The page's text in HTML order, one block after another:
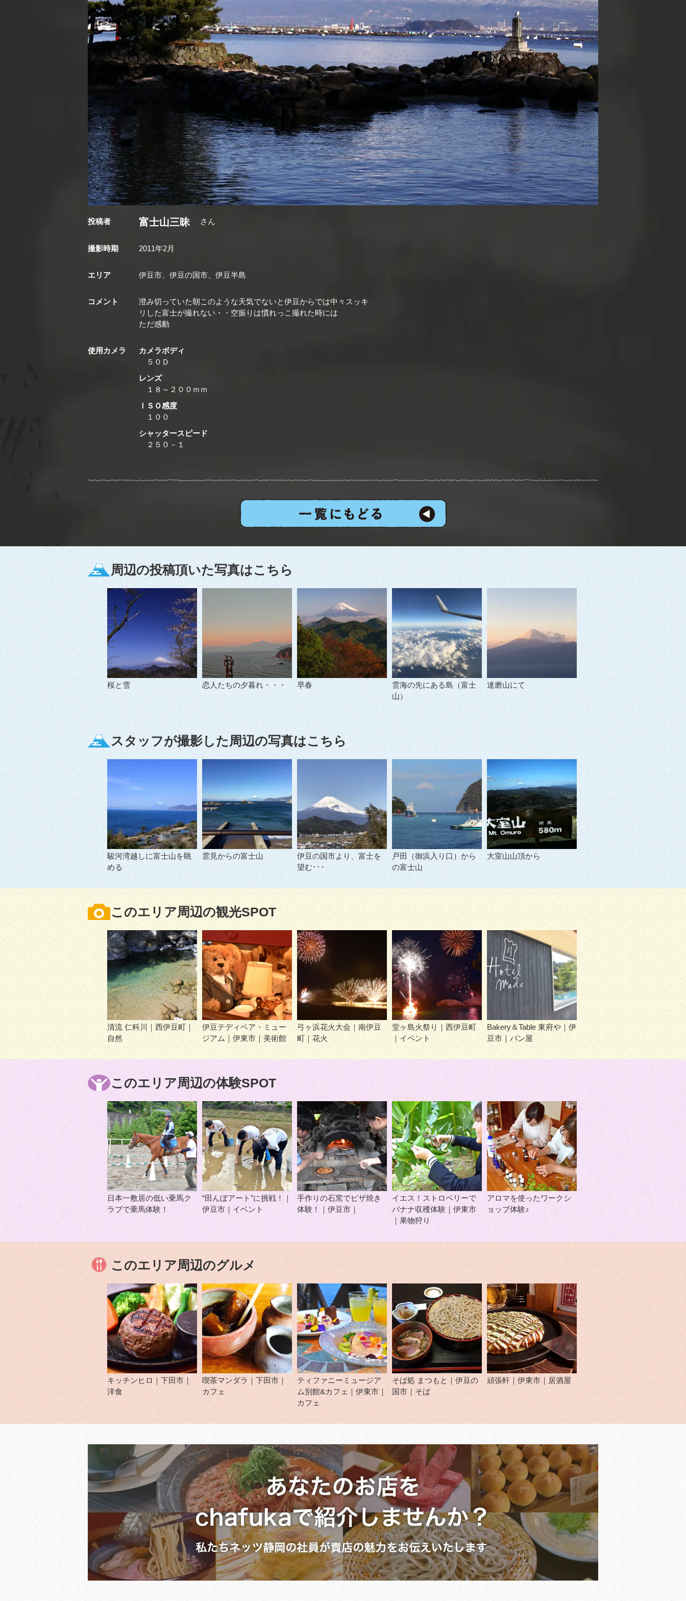
投稿者 富士山三昧 さん
撮影時期 2011年2月
エリア 伊豆市、伊豆の国市、伊豆半島
コメント
澄み切っていた朝このような天気でないと伊豆からでは中々スッキ
リした富士が撮れない・・空振りは慣れっこ撮れた時には
ただ感動
使用カメラ
カメラボディ
５０Ｄ
レンズ
１８～２００ｍｍ
ＩＳＯ感度
１００
シャッタースピード
２５０－１
周辺の投稿頂いた写真はこちら
桜と雪 恋人たちの夕暮れ・・・ 早春
雲海の先にある島（富士
山）
達磨山にて
スタッフが撮影した周辺の写真はこちら
駿河湾越しに富士山を眺
める
雲見からの富士山
伊豆の国市より、富士を
望む･･･
戸田（御浜入り口）から
の富士山
大室山山頂から
このエリア周辺の観光SPOT
清流 仁科川｜西伊豆町｜
自然
伊豆テディベア・ミュー
ジアム｜伊東市｜美術館
弓ヶ浜花火大会｜南伊豆
町｜花火
堂ヶ島火祭り｜西伊豆町
｜イベント
Bakery＆Table 東府や｜伊
豆市｜パン屋
このエリア周辺の体験SPOT
日本一敷居の低い乗馬ク
ラブで乗馬体験！
“田んぼアート”に挑戦！｜
伊豆市｜イベント
手作りの石窯でピザ焼き
体験！｜伊豆市｜
イエス！ストロベリーで
バナナ収穫体験｜伊東市
｜果物狩り
アロマを使ったワークシ
ョップ体験♪
このエリア周辺のグルメ
キッチンヒロ｜下田市｜
洋食
喫茶マンダラ｜下田市｜
カフェ
ティファニーミュージア
ム別館&カフェ｜伊東市｜
カフェ
そば処 まつもと｜伊豆の
国市｜そば
頑張軒｜伊東市｜居酒屋